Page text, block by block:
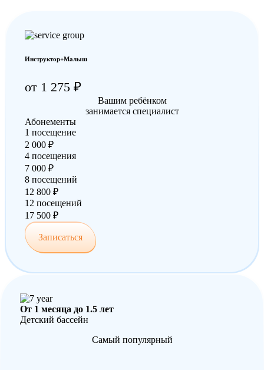
Инструктор+Малыш
от 1 275 ₽
Вашим ребёнком
занимается специалист
Абонементы
1 посещение
2 000 ₽
4 посещения
7 000 ₽
8 посещений
12 800 ₽
12 посещений
17 500 ₽
Записаться
От 1 месяца до 1.5 лет
Детский бассейн
Самый популярный